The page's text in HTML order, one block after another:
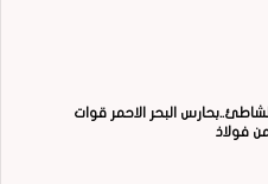
البحر الاحمر قوات
فولاذ